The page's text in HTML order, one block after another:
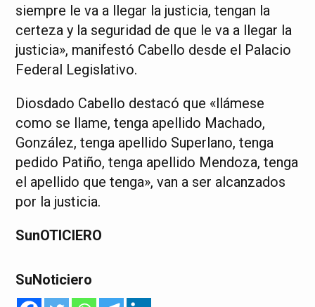
siempre le va a llegar la justicia, tengan la
certeza y la seguridad de que le va a llegar la
justicia», manifestó Cabello desde el Palacio
Federal Legislativo.
Diosdado Cabello destacó que «llámese
como se llame, tenga apellido Machado,
González, tenga apellido Superlano, tenga
pedido Patiño, tenga apellido Mendoza, tenga
el apellido que tenga», van a ser alcanzados
por la justicia.
SunOTICIERO
SuNoticiero